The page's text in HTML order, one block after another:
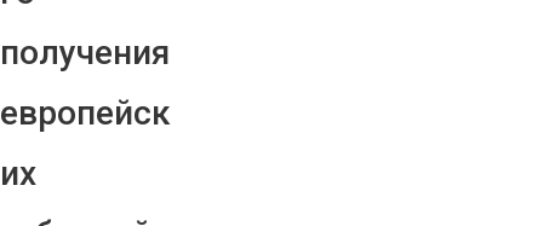
получения
европейск
их